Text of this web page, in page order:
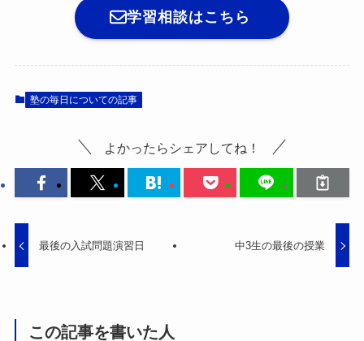
学習相談はこちら
塾の毎日についての記事
よかったらシェアしてね！
最後の入試問題演習日 中3生の最後の授業
この記事を書いた人